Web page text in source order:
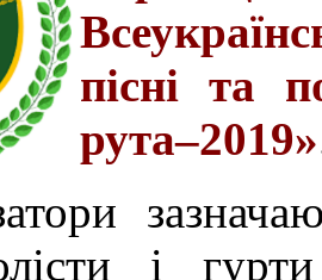
пісні та
рута–2019»
і